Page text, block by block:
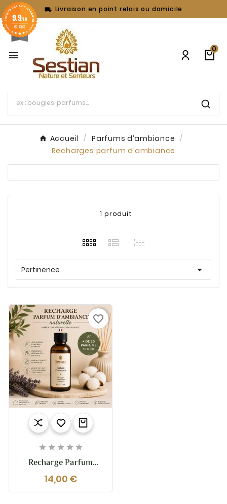
 Livraison en point relais ou domicile

0
Accueil
Parfums d’ambiance
Recharges parfum d’ambiance
1 produit
Pertinence 
    
Recharge Parfum
D’ambiance Naturelle –
Fabrication Artisanale
En Provence – +20
14,00 €
favorite_border
9.9/10
62 AVIS